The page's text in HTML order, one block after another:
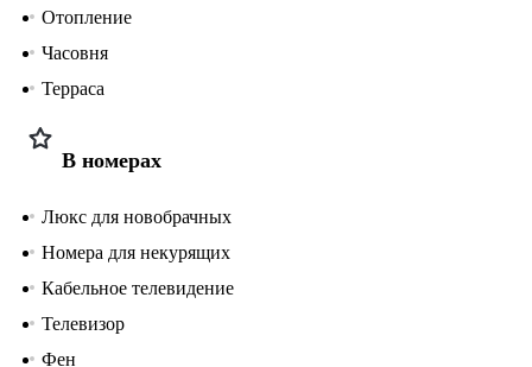
Отопление
Часовня
Терраса
В номерах
Люкс для новобрачных
Номера для некурящих
Кабельное телевидение
Телевизор
Фен